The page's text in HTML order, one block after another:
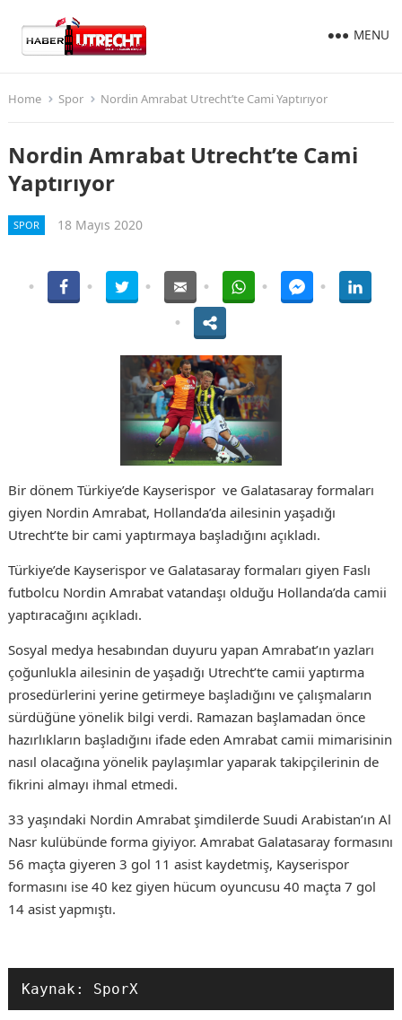
MENU
Home Spor Nordin Amrabat Utrecht’te Cami Yaptırıyor
Nordin Amrabat Utrecht’te Cami
Yaptırıyor
SPOR 18 Mayıs 2020
Bir dönem Türkiye’de Kayserispor ve Galatasaray formaları
giyen Nordin Amrabat, Hollanda’da ailesinin yaşadığı
Utrecht’te bir cami yaptırmaya başladığını açıkladı.
Türkiye’de Kayserispor ve Galatasaray formaları giyen Faslı
futbolcu Nordin Amrabat vatandaşı olduğu Hollanda’da camii
yaptıracağını açıkladı.
Sosyal medya hesabından duyuru yapan Amrabat’ın yazları
çoğunlukla ailesinin de yaşadığı Utrecht’te camii yaptırma
prosedürlerini yerine getirmeye başladığını ve çalışmaların
sürdüğüne yönelik bilgi verdi. Ramazan başlamadan önce
hazırlıkların başladığını ifade eden Amrabat camii mimarisinin
nasıl olacağına yönelik paylaşımlar yaparak takipçilerinin de
fikrini almayı ihmal etmedi.
33 yaşındaki Nordin Amrabat şimdilerde Suudi Arabistan’ın Al
Nasr kulübünde forma giyiyor. Amrabat Galatasaray formasını
56 maçta giyeren 3 gol 11 asist kaydetmiş, Kayserispor
formasını ise 40 kez giyen hücum oyuncusu 40 maçta 7 gol
14 asist yapmıştı.
Kaynak: SporX